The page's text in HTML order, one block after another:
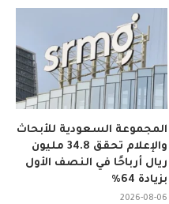
المجموعة السعودية للأبحاث
والإعلام تحقق 34.8 مليون
ريال أرباحًا في النصف الأول
بزيادة 64%
2026-08-06